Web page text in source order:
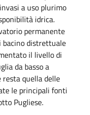
a uso plurimo
idrica.
permanente
bacino distrettuale
il livello di
da basso a
quella delle
le principali fonti
Pugliese.